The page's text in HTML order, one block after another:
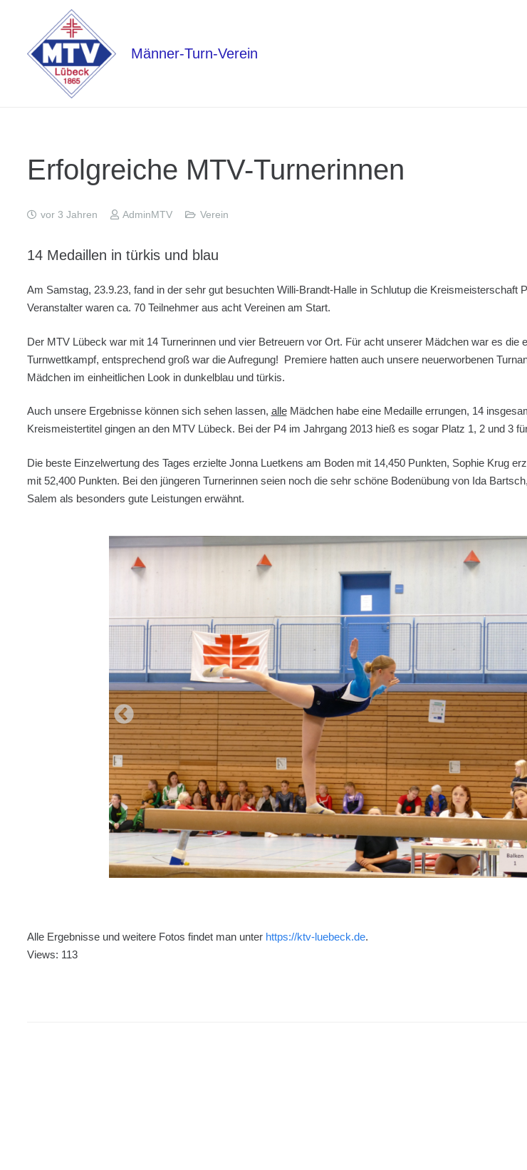
Männer-Turn-Verein
Erfolgreiche MTV-Turnerinnen
vor 3 Jahren AdminMTV Verein
14 Medaillen in türkis und blau
Am Samstag, 23.9.23, fand in der sehr gut besuchten Willi-Brandt-Halle in Schlutup die Kreismeisterschaft
Veranstalter waren ca. 70 Teilnehmer aus acht Vereinen am Start.
Der MTV Lübeck war mit 14 Turnerinnen und vier Betreuern vor Ort. Für acht unserer Mädchen war es die
Turnwettkampf, entsprechend groß war die Aufregung! Premiere hatten auch unsere neuerworbenen
Mädchen im einheitlichen Look in dunkelblau und türkis.
Auch unsere Ergebnisse können sich sehen lassen, alleMädchen habe eine Medaille errungen, 14
Kreismeistertitel gingen an den MTV Lübeck. Bei der P4 im Jahrgang 2013 hieß es sogar Platz 1, 2 und 3
Die beste Einzelwertung des Tages erzielte Jonna Luetkens am Boden mit 14,450 Punkten, Sophie Krug
mit 52,400 Punkten. Bei den jüngeren Turnerinnen seien noch die sehr schöne Bodenübung von Ida
Salem als besonders gute Leistungen erwähnt.
Alle Ergebnisse und weitere Fotos findet man unter https://ktv-luebeck.de.
Views: 113